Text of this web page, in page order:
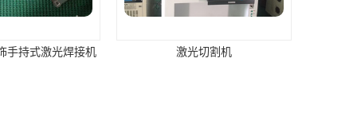
手持式激光焊接机 激光切割机